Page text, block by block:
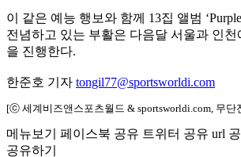
이 같은 예능 행보와 함께 13집 앨범
전념하고 있는 부활은 다음달 서울과 인천
을 진행한다.
한준호 기자 tongil77@sportsworldi.com
[ⓒ 세계비즈앤스포츠월드 & sportsworldi.com, 무단
메뉴보기 페이스북 공유 트위터 공유 url
공유하기